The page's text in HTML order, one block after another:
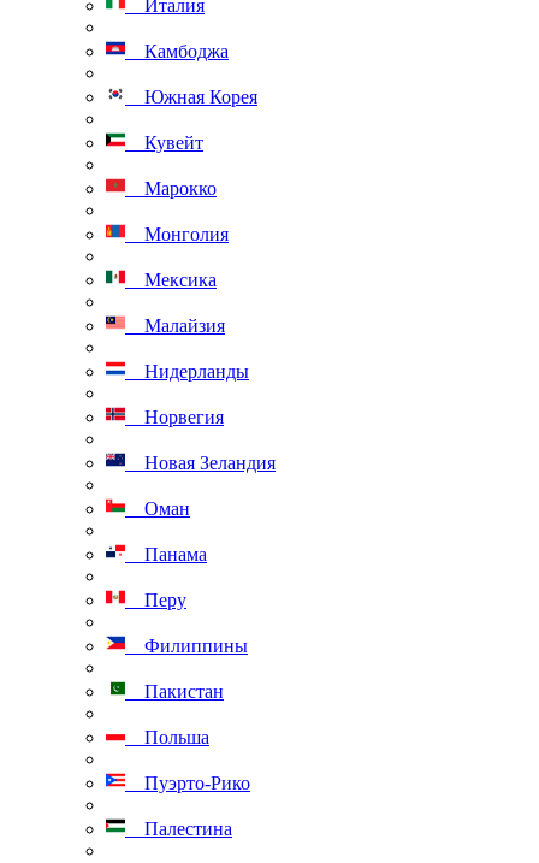
Италия
Камбоджа
Южная Корея
Кувейт
Марокко
Монголия
Мексика
Малайзия
Нидерланды
Норвегия
Новая Зеландия
Оман
Панама
Перу
Филиппины
Пакистан
Польша
Пуэрто-Рико
Палестина